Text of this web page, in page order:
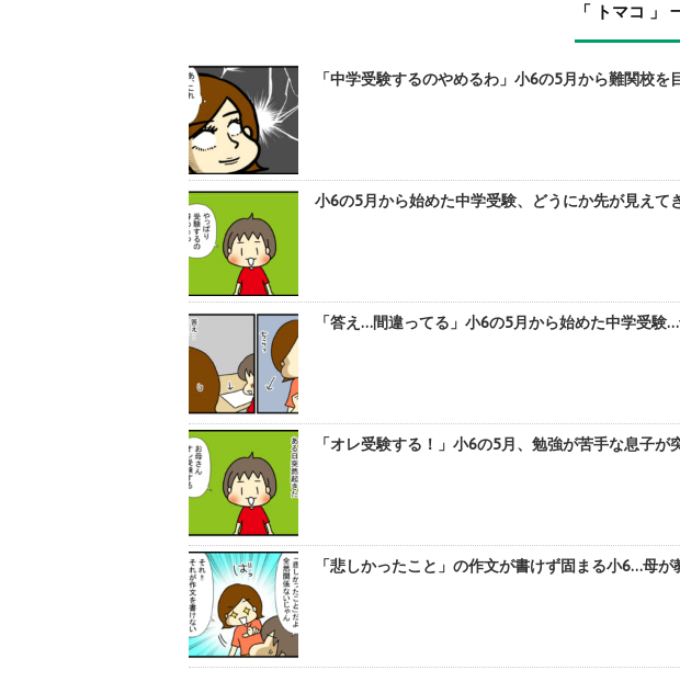
「 トマコ 」
「中学受験するのやめるわ」小6の5月から難関校
小6の5月から始めた中学受験、どうにか先が見え
「答え…間違ってる」小6の5月から始めた中学受
「オレ受験する！」小6の5月、勉強が苦手な息子
「悲しかったこと」の作文が書けず固まる小6…母